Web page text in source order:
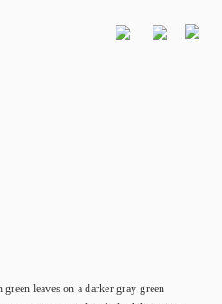
leaves on a darker gray-green